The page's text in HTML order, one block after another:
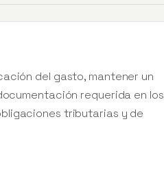
del gasto, mantener un
requerida en los
tributarias y de